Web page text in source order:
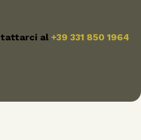
al +39 331 850 1964